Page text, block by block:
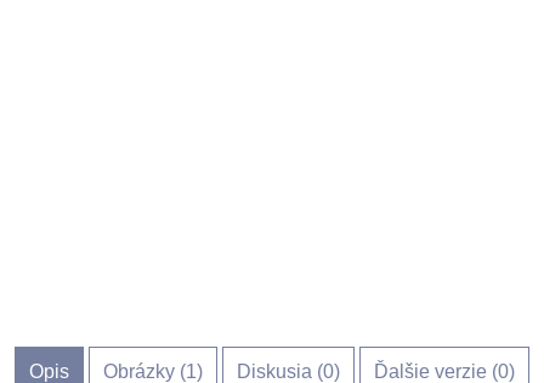
Opis Obrázky (1) Diskusia (0) Ďalšie verzie (0)